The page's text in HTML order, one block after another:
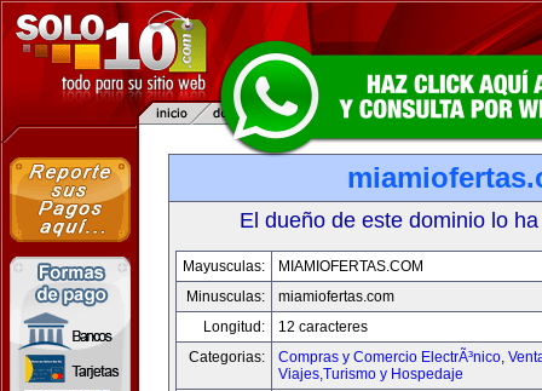
El dueño de este dominio lo
Mayusculas:
MIAMIOFERTAS.COM
Minusculas:
miamiofertas.com
Longitud:
12 caracteres
Categorias:
Compras y Comercio ElectrÃ³nico,
Viajes,Turismo y Hospedaje